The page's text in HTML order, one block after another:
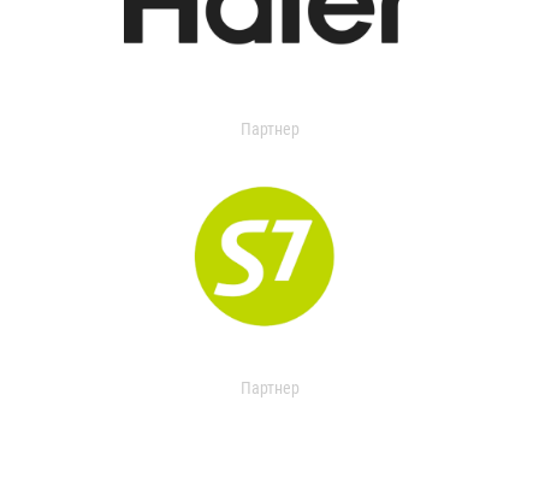
Партнер
Партнер